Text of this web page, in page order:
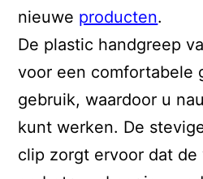
nieuwe producten.
De plastic handgreep
voor een comfortabele
gebruik, waardoor u
kunt werken. De
clip zorgt ervoor dat